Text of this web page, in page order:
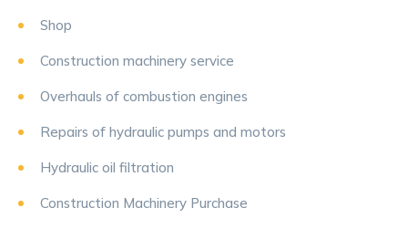
Shop
Construction machinery service
Overhauls of combustion engines
Repairs of hydraulic pumps and motors
Hydraulic oil filtration
Construction Machinery Purchase